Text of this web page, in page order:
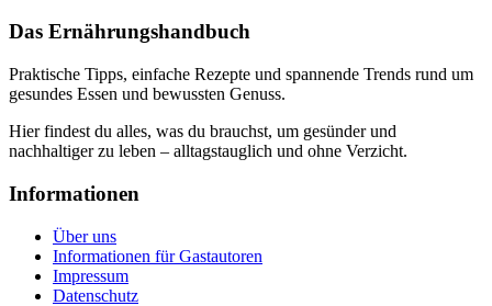
Das Ernährungshandbuch
Praktische Tipps, einfache Rezepte und spannende Trends rund um
gesundes Essen und bewussten Genuss.
Hier findest du alles, was du brauchst, um gesünder und
nachhaltiger zu leben – alltagstauglich und ohne Verzicht.
Informationen
Über uns
Informationen für Gastautoren
Impressum
Datenschutz